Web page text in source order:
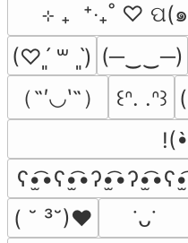
⊹ ₊  ⁺‧₊˚ ♡ ପ(
(♡ˊ͈ ꒳ ˋ͈) (─‿‿─)
（˶′◡‵˶）
꒰ᐢ. .ᐢ꒱
( ˘ ³˘)♥
˙ᴗ˙